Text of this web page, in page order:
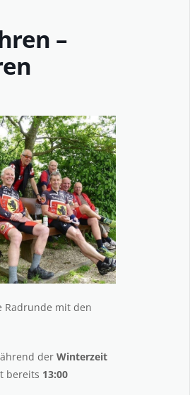
–
Radrunde mit den
der Winterzeit
bereits 13:00